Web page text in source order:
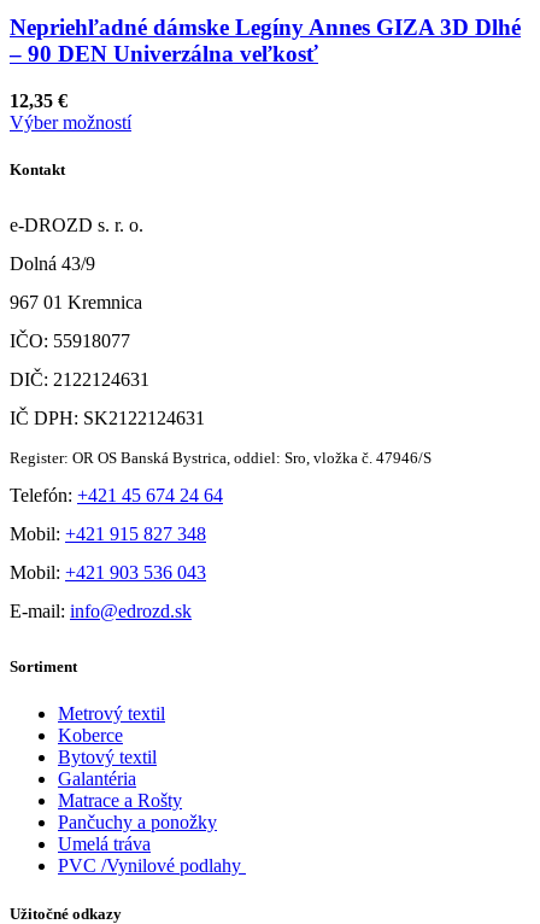
Nepriehľadné dámske Legíny Annes GIZA 3D Dlhé
– 90 DEN Univerzálna veľkosť
12,35 €
Výber možností
Kontakt
e-DROZD s. r. o.
Dolná 43/9
967 01 Kremnica
IČO: 55918077
DIČ: 2122124631
IČ DPH: SK2122124631
Register: OR OS Banská Bystrica, oddiel: Sro, vložka č. 47946/S
Telefón: +421 45 674 24 64
Mobil: +421 915 827 348
Mobil: +421 903 536 043
E-mail: info@edrozd.sk
Sortiment
Metrový textil
Koberce
Bytový textil
Galantéria
Matrace a Rošty
Pančuchy a ponožky
Umelá tráva
PVC /Vynilové podlahy
Užitočné odkazy